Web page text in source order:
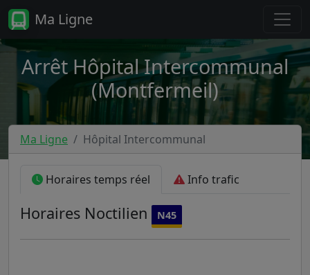
Ma Ligne
Arrêt Hôpital Intercommunal
(Montfermeil)
Ma Ligne Hôpital Intercommunal
Horaires temps réel Info trafic
Horaires Noctilien N45